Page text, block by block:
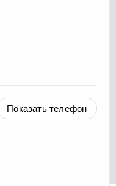
Показать телефон